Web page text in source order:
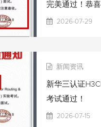
完美通过！恭喜
2026-07-29
新闻资讯
新华三认证
考试通过！
2026-07-15